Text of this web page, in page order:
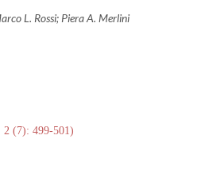
L. Rossi; Piera A. Merlini
2 (7): 499-501)